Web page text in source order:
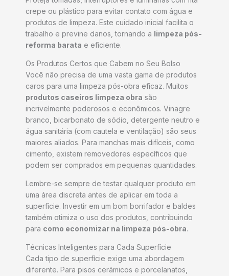
crepe ou plástico para evitar contato com água e
produtos de limpeza. Este cuidado inicial facilita o
trabalho e previne danos, tornando a limpeza pós-
reforma barata e eficiente.
Os Produtos Certos que Cabem no Seu Bolso
Você não precisa de uma vasta gama de produtos
caros para uma limpeza pós-obra eficaz. Muitos
produtos caseiros limpeza obra são
incrivelmente poderosos e econômicos. Vinagre
branco, bicarbonato de sódio, detergente neutro e
água sanitária (com cautela e ventilação) são seus
maiores aliados. Para manchas mais difíceis, como
cimento, existem removedores específicos que
podem ser comprados em pequenas quantidades.
Lembre-se sempre de testar qualquer produto em
uma área discreta antes de aplicar em toda a
superfície. Investir em um bom borrifador e baldes
também otimiza o uso dos produtos, contribuindo
para como economizar na limpeza pós-obra.
Técnicas Inteligentes para Cada Superfície
Cada tipo de superfície exige uma abordagem
diferente. Para pisos cerâmicos e porcelanatos,